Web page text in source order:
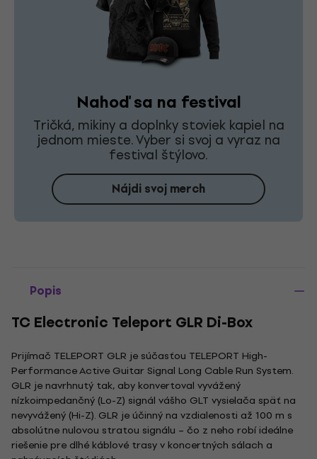
Nahoď sa na festival
Tričká, mikiny a doplnky stoviek kapiel na
jednom mieste. Vyber si svoj a vyraz na
festival štýlovo.
Nájdi svoj merch
Popis
TC Electronic Teleport GLR Di-Box
Prijímač TELEPORT GLR je súčasťou TELEPORT High-
Performance Active Guitar Signal Long Cable Run System.
GLR je navrhnutý tak, aby konvertoval vyvážený
nízkoimpedančný (Lo-Z) signál vášho GLT vysielača späť na
nevyvážený (Hi-Z). GLR je účinný na vzdialenosti až 100 m s
absolútne nulovou stratou signálu – čo z neho robí ideálne
riešenie pre dlhé káblové trasy v koncertných sálach a